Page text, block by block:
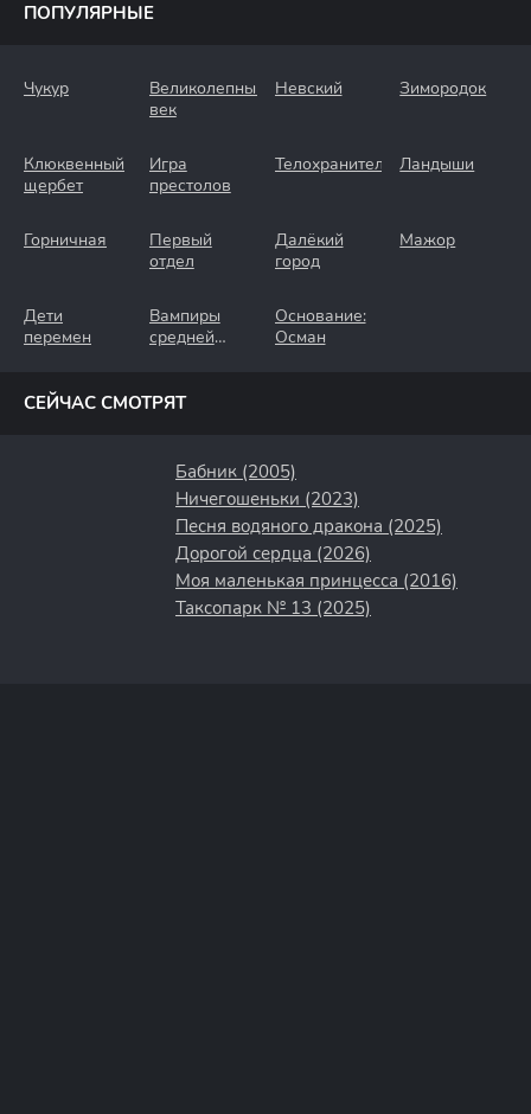
ПОПУЛЯРНЫЕ
Чукур
Великолепный
век
Невский Зимородок
Клюквенный
щербет
Игра
престолов
Телохранители Ландыши
Горничная
Первый
отдел
Далёкий
город
Мажор
Дети
перемен
Вампиры
средней
Основание:
Осман
СЕЙЧАС СМОТРЯТ
Бабник (2005)
Ничегошеньки (2023)
Песня водяного дракона (2025)
Дорогой сердца (2026)
Моя маленькая принцесса (2016)
Таксопарк № 13 (2025)